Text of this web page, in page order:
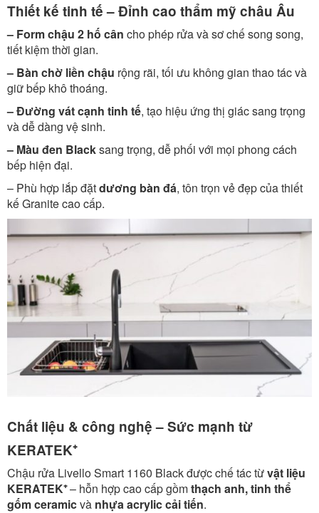
Thiết kế tinh tế – Đỉnh cao thẩm mỹ châu Âu
– Form chậu 2 hố cân cho phép rửa và sơ chế song song,
tiết kiệm thời gian.
– Bàn chờ liền chậu rộng rãi, tối ưu không gian thao tác và
giữ bếp khô thoáng.
– Đường vát cạnh tinh tế, tạo hiệu ứng thị giác sang trọng
và dễ dàng vệ sinh.
– Màu đen Blacksang trọng, dễ phối với mọi phong cách
bếp hiện đại.
– Phù hợp lắp đặtdương bàn đá, tôn trọn vẻ đẹp của thiết
kế Granite cao cấp.
Chất liệu & công nghệ – Sức mạnh từ
KERATEK⁺
Chậu rửa Livello Smart 1160 Black được chế tác từvật liệu
KERATEK⁺– hỗn hợp cao cấp gồmthạch anh, tinh thể
gốm ceramicvà nhựa acrylic cải tiến.